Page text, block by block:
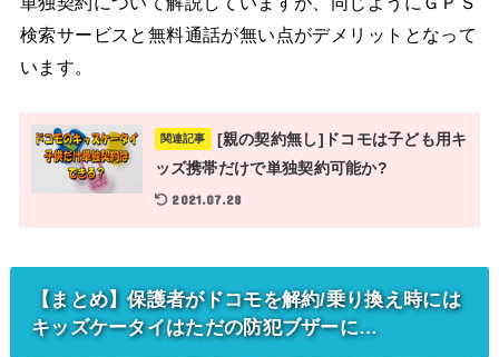
検索サービスと無料通話が無い点がデメリットとなって
います。
関連記事
[親の契約無し]ドコモは子ども用キ
ッズ携帯だけで単独契約可能か?
2021.07.28
【まとめ】保護者がドコモを解約/乗り換え時には
キッズケータイはただの防犯ブザーに…